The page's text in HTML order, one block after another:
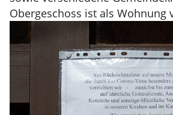
Obergeschoss ist als Wohnung